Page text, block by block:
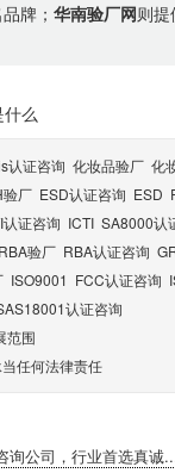
牌；华南验厂网则
么
认证咨询 化妆品验厂 化
验厂 ESD认证咨询 ESD
认证咨询 ICTI SA8000认
RBA验厂 RBA认证咨询
ISO9001 FCC认证咨询
认证咨询
范围
任何法律责任
询公司，行业首选真诚